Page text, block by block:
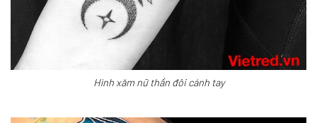
Hình xăm nữ thần đôi cánh tay